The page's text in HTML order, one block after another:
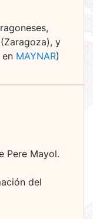
y
MAYNAR)
Pere Mayol.
del